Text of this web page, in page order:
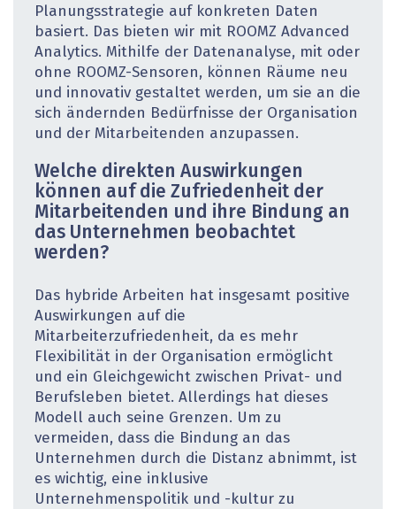
Planungsstrategie auf konkreten Daten
basiert. Das bieten wir mit ROOMZ Advanced
Analytics. Mithilfe der Datenanalyse, mit oder
ohne ROOMZ-Sensoren, können Räume neu
und innovativ gestaltet werden, um sie an die
sich ändernden Bedürfnisse der Organisation
und der Mitarbeitenden anzupassen.
Welche direkten Auswirkungen
können auf die Zufriedenheit der
Mitarbeitenden und ihre Bindung an
das Unternehmen beobachtet
werden?
Das hybride Arbeiten hat insgesamt positive
Auswirkungen auf die
Mitarbeiterzufriedenheit, da es mehr
Flexibilität in der Organisation ermöglicht
und ein Gleichgewicht zwischen Privat- und
Berufsleben bietet. Allerdings hat dieses
Modell auch seine Grenzen. Um zu
vermeiden, dass die Bindung an das
Unternehmen durch die Distanz abnimmt, ist
es wichtig, eine inklusive
Unternehmenspolitik und -kultur zu